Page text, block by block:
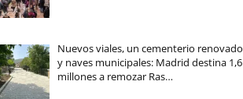
Nuevos viales, un cementerio renovado
y naves municipales: Madrid destina 1,6
millones a remozar Ras…